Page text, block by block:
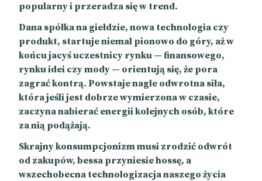
popularny i przeradza się w trend.
Dana spółka na giełdzie, nowa technologia czy
produkt, startuje niemal pionowo do góry, aż w
końcu jacyś uczestnicy rynku — finansowego,
rynku idei czy mody — orientują się, że pora
zagrać kontrą. Powstaje nagle odwrotna siła,
która jeśli jest dobrze wymierzona w czasie,
zaczyna nabierać energii kolejnych osób, które
za nią podążają.
Skrajny konsumpcjonizm musi zrodzić odwrót
od zakupów, bessa przyniesie hossę, a
wszechobecna technologizacja naszego życia